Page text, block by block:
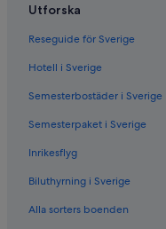
Utforska
Reseguide för Sverige
Hotell i Sverige
Semesterbostäder i Sverige
Semesterpaket i Sverige
Inrikesflyg
Biluthyrning i Sverige
Alla sorters boenden